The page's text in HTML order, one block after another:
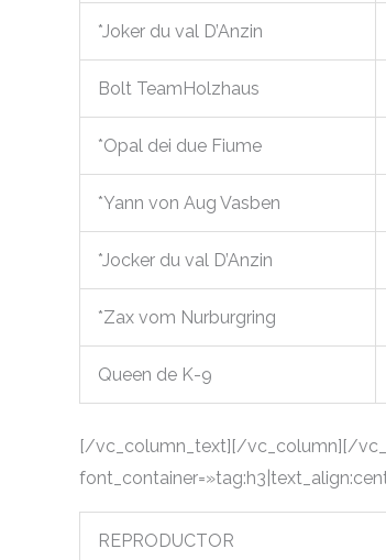
*Joker du val D’Anzin
Bolt TeamHolzhaus
*Opal dei due Fiume
*Yann von Aug Vasben
*Jocker du val D’Anzin
*Zax vom Nurburgring
Queen de K-9
[/vc_column_text][/vc_column][/
REPRODUCTOR